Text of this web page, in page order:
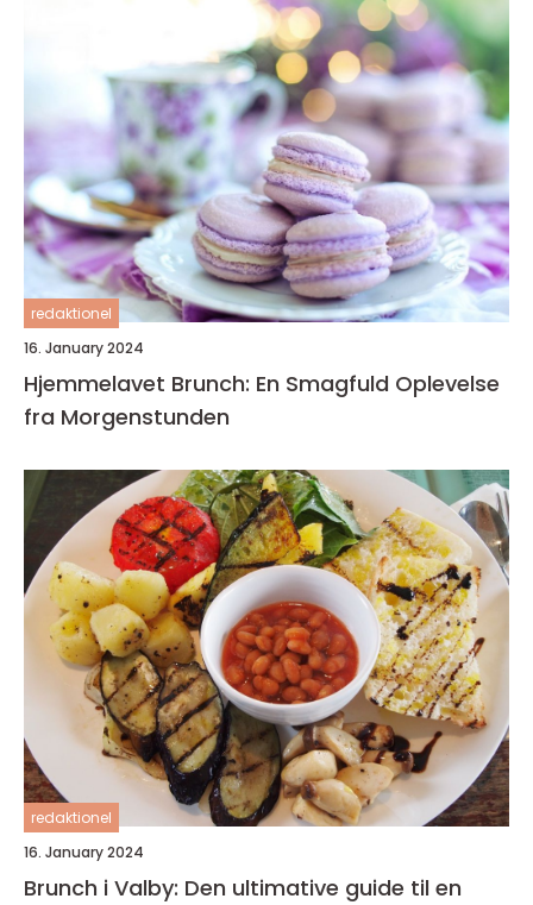
redaktionel
16. January 2024
Hjemmelavet Brunch: En Smagfuld Oplevelse
fra Morgenstunden
redaktionel
16. January 2024
Brunch i Valby: Den ultimative guide til en